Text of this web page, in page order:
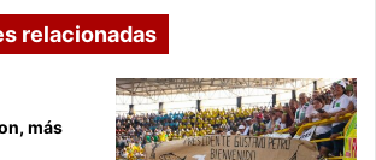
relacionadas
más